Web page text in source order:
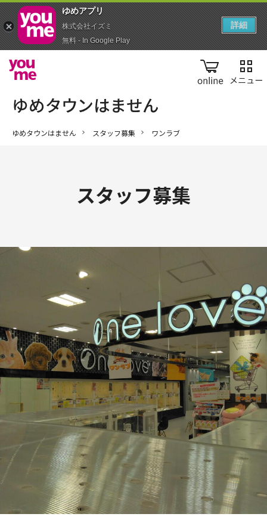
online
ゆめタウンはません スタッフ募集 ワンラブ
スタッフ募集
ゆめアプ‪リ‬
株式会社イズミ
無料 - In Google Play
詳細